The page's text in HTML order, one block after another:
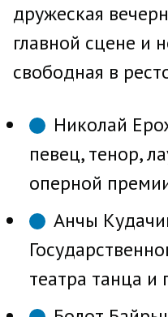
дружеская
главной сцене и
свободная в
Николай
певец, тенор,
оперной
Анчы
театра танца